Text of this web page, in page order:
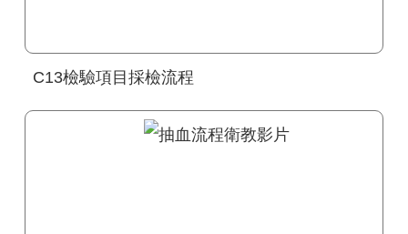
C13檢驗項目採檢流程